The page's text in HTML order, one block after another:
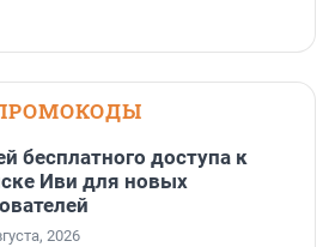
бесплатного доступа к
Иви для новых
2026